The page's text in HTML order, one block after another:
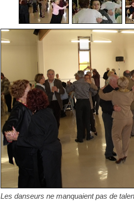
Les danseurs ne manquaient pas de